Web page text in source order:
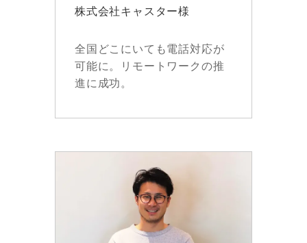
株式会社キャスター様
全国どこにいても電話対応が
可能に。リモートワークの推
進に成功。